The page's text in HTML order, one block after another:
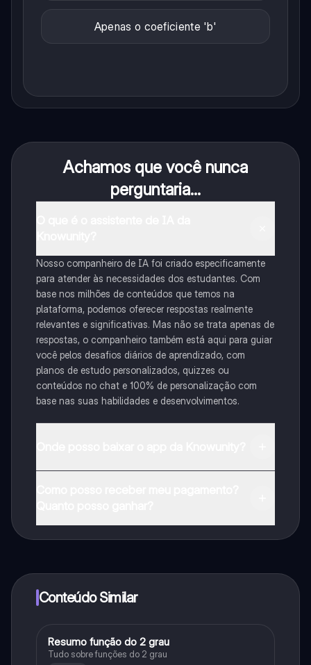
Apenas o coeficiente 'b'
Achamos que você nunca
perguntaria...
Nosso companheiro de IA foi criado especificamente
para atender às necessidades dos estudantes. Com
base nos milhões de conteúdos que temos na
plataforma, podemos oferecer respostas realmente
relevantes e significativas. Mas não se trata apenas de
respostas, o companheiro também está aqui para guiar
você pelos desafios diários de aprendizado, com
planos de estudo personalizados, quizzes ou
conteúdos no chat e 100% de personalização com
base nas suas habilidades e desenvolvimentos.
Conteúdo Similar
Matematica
Resumo função do 2 grau
Tudo sobre funções do 2 grau